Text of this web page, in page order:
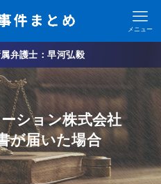
メニュー
弁護士：早河弘毅
ション株式会社
が届いた場合